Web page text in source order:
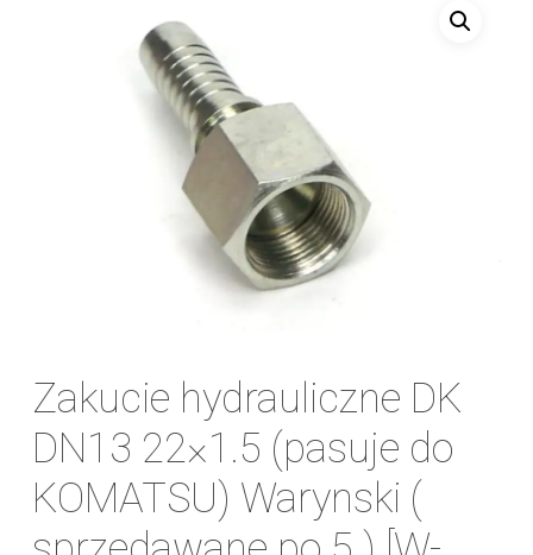
Zakucie hydrauliczne DK
DN13 22×1.5 (pasuje do
KOMATSU) Warynski (